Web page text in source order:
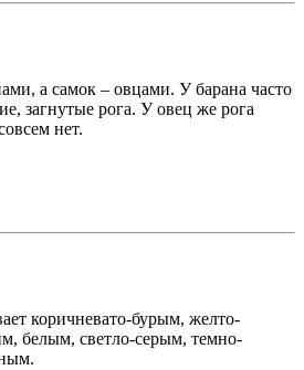
а самок – овцами. У барана часто
загнутые рога. У овец же рога
нет.
коричневато-бурым, желто-
белым, светло-серым, темно-